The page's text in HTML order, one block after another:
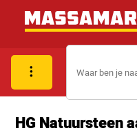
HG Natuursteen